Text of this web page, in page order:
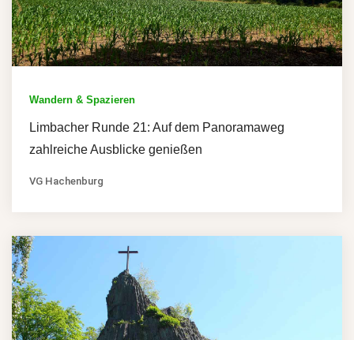
Wandern & Spazieren
Limbacher Runde 21: Auf dem Panoramaweg
zahlreiche Ausblicke genießen
VG Hachenburg